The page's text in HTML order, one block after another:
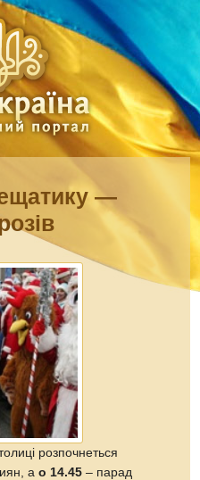
—
розпочнеться
ао 14.45 – парад